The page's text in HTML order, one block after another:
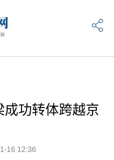
成功转体跨越京
16 12:36